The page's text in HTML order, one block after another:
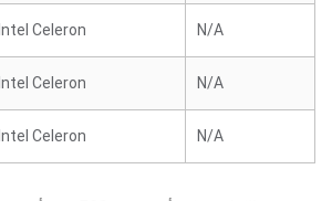
Intel Celeron N/A
Intel Celeron N/A
Intel Celeron N/A